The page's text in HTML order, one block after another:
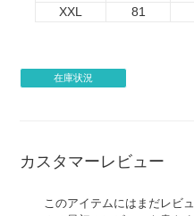
・企業様の案件につきまし
をお願いする場合がござい
・著作権抵触により制作を
XXL
81
在庫状況
カスタマーレビュー
このアイテムにはまだレビ